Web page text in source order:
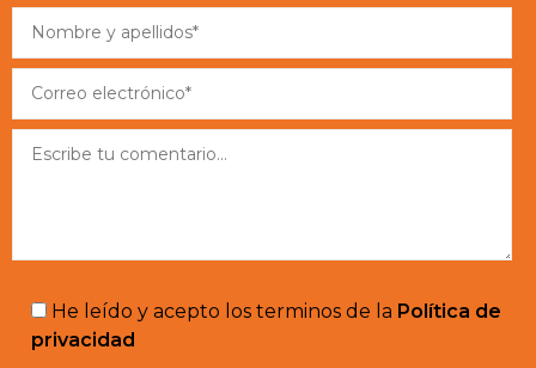
He leído y acepto los terminos de la Política de
privacidad